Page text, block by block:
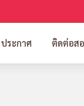
ประกาศ ติดต่อส